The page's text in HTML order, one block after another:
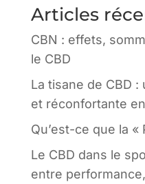
Articles
CBN : effets,
le CBD
La tisane de CBD
et réconfortante
Qu’est-ce que la «
Le CBD dans le
entre